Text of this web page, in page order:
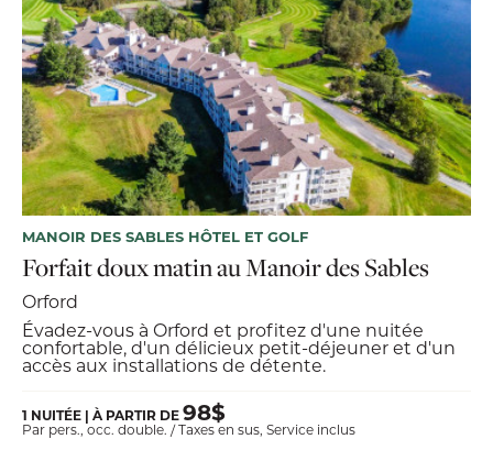
MANOIR DES SABLES HÔTEL ET GOLF
Forfait doux matin au Manoir des Sables
Orford
Évadez-vous à Orford et profitez d'une nuitée
confortable, d'un délicieux petit-déjeuner et d'un
accès aux installations de détente.
1 NUITÉE | À PARTIR DE98$
Par pers., occ. double. / Taxes en sus, Service inclus